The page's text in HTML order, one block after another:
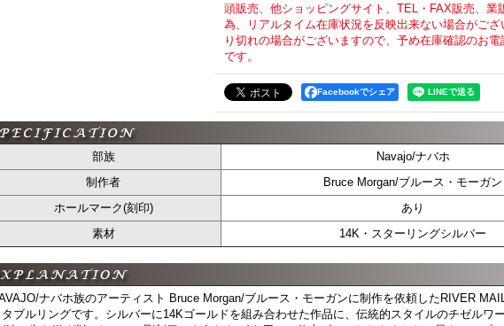
頭販売、他ショッピングサイト、TEL・FAX販売、業
為、リアルタイム在庫状況を反映出来ない場合がござ
り切れの場合がございますので、予め在庫確認のお
です。
Facebookでシェア
部族
Navajo/ナバホ
制作者
Bruce Morgan/ブルース・モーガン
ホールマーク(刻印)
あり
素材
14K・スターリングシルバー
ナバホ族のアーティスト Bruce Morgan/ブルース・モーガンに制作を依頼したRIVER
ブルリングです。シルバーに14Kゴールドを組み合わせた作品に、伝統的スタイルのチゼルワ